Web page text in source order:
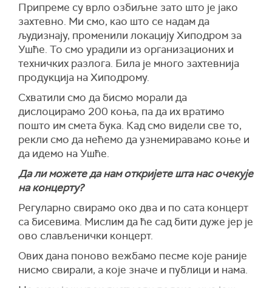
Припреме су врло озбиљне зато што је јако
захтевно. Ми смо, као што се надам да
људизнају, променили локацију Хиподром за
Ушће. То смо урадили из организационих и
техничких разлога. Била је много захтевнија
продукција на Хиподрому.
Схватили смо да бисмо морали да
дислоцирамо 200 коња, па да их вратимо
пошто им смета бука. Кад смо видели све то,
рекли смо да нећемо да узнемиравамо коње и
да идемо на Ушће.
Да ли можете да нам откријете шта нас очекује
на концерту?
Регуларно свирамо око два и по сата концерт
са бисевима. Мислим да ће сад бити дуже јер је
ово слављенички концерт.
Ових дана поново вежбамо песме које раније
нисмо свирали, а које значе и публици и нама.